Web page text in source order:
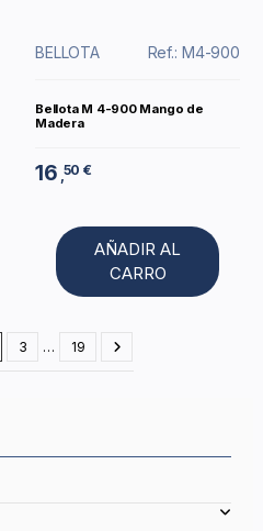
BELLOTA Ref.: M4-900
Bellota M 4-900 Mango de
Madera
16 ,50 €
AÑADIR AL
CARRO
3 … 19